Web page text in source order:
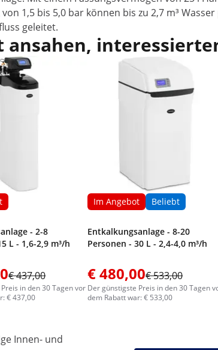
1,5 bis 5,0 bar können bis zu 2,7 m³
geleitet.
ansahen,
- 2-8
L - 1,6-2,9 m³/h
€ 437,00
in den 30 Tagen vor
€ 437,00
Im Angebot Beliebt
Entkalkungsanlage - 8-20
Personen - 30 L - 2,4-4,0 m³/h
€ 480,00€ 533,00
Der günstigste Preis in den 30 Tagen
dem Rabatt war: € 533,00
Innen- und